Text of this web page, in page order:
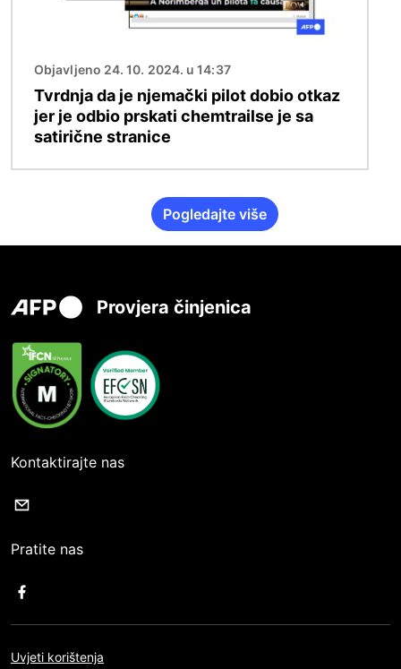
Objavljeno 24. 10. 2024. u 14:37
Tvrdnja da je njemački pilot dobio otkaz
jer je odbio prskati chemtrailse je sa
satirične stranice
Pogledajte više
Provjera činjenica
Kontaktirajte nas
Pratite nas
Uvjeti korištenja